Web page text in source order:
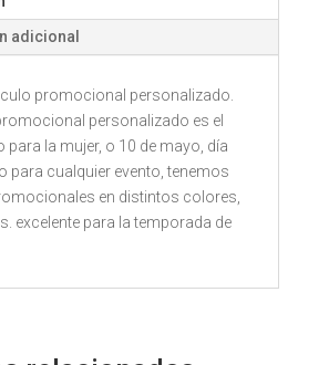
adicional
promocional personalizado.
personalizado es el
para la mujer, o 10 de mayo, día
para cualquier evento, tenemos
en distintos colores,
excelente para la temporada de